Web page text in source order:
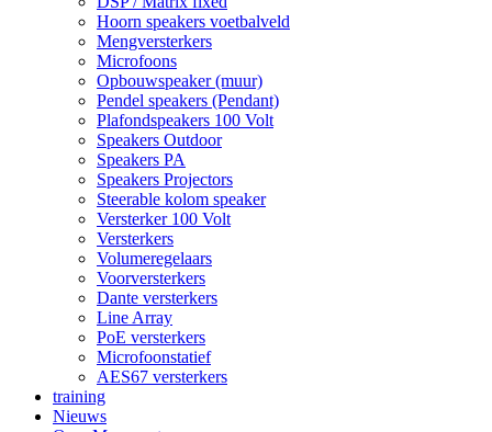
Hoorn speakers voetbalveld
Mengversterkers
Microfoons
Opbouwspeaker (muur)
Pendel speakers (Pendant)
Plafondspeakers 100 Volt
Speakers Outdoor
Speakers PA
Speakers Projectors
Steerable kolom speaker
Versterker 100 Volt
Versterkers
Volumeregelaars
Voorversterkers
Dante versterkers
Line Array
PoE versterkers
Microfoonstatief
AES67 versterkers
training
Nieuws